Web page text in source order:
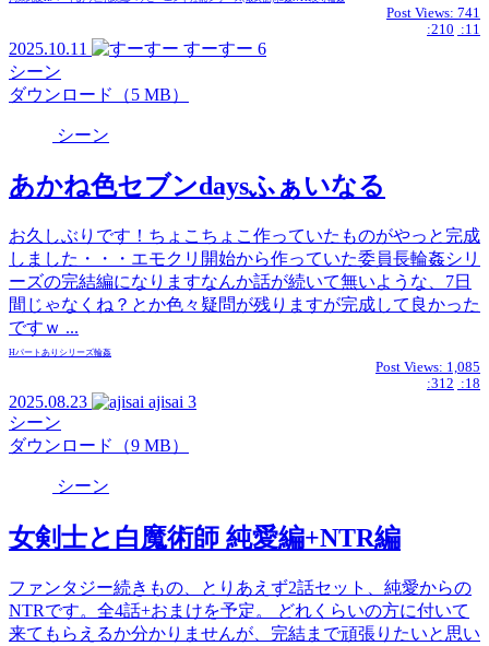
Post Views: 741
:210 :11
2025.10.11 すーすー 6
シーン
ダウンロード（5 MB）
シーン
あかね色セブンdaysふぁいなる
お久しぶりです！ちょこちょこ作っていたものがやっと完成
しました・・・エモクリ開始から作っていた委員長輪姦シリ
ーズの完結編になりますなんか話が続いて無いような、7日
間じゃなくね？とか色々疑問が残りますが完成して良かった
ですｗ ...
Hパートあり シリーズ輪姦
Post Views: 1,085
:312 :18
2025.08.23 ajisai 3
シーン
ダウンロード（9 MB）
シーン
女剣士と白魔術師 純愛編+NTR編
ファンタジー続きもの、とりあえず2話セット、純愛からの
NTRです。全4話+おまけを予定。 どれくらいの方に付いて
来てもらえるか分かりませんが、完結まで頑張りたいと思い